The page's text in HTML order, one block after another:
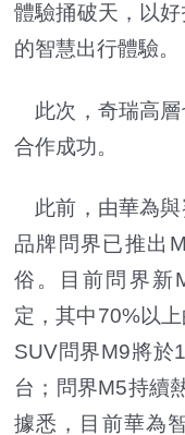
體驗捅破天，以
的智慧出行體驗。
此次，奇瑞高層
合作成功。
此前，由華為與
品牌問界已推出
俗。目前問界新
定，其中70%以
SUV問界M9將於
台；問界M5持續
據悉，目前華為